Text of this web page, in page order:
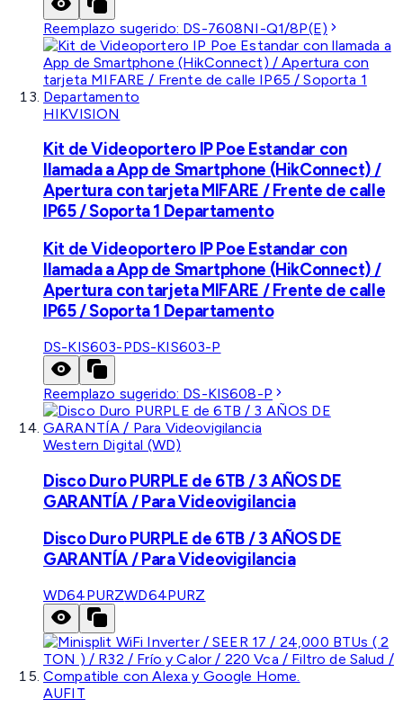
Reemplazo sugerido: DS-7608NI-Q1/8P(E)
HIKVISION
Kit de Videoportero IP Poe Estandar con
llamada a App de Smartphone (HikConnect) /
Apertura con tarjeta MIFARE / Frente de calle
IP65 / Soporta 1 Departamento
Kit de Videoportero IP Poe Estandar con
llamada a App de Smartphone (HikConnect) /
Apertura con tarjeta MIFARE / Frente de calle
IP65 / Soporta 1 Departamento
DS-KIS603-PDS-KIS603-P
Reemplazo sugerido: DS-KIS608-P
Western Digital (WD)
Disco Duro PURPLE de 6TB / 3 AÑOS DE
GARANTÍA / Para Videovigilancia
Disco Duro PURPLE de 6TB / 3 AÑOS DE
GARANTÍA / Para Videovigilancia
WD64PURZWD64PURZ
AUFIT